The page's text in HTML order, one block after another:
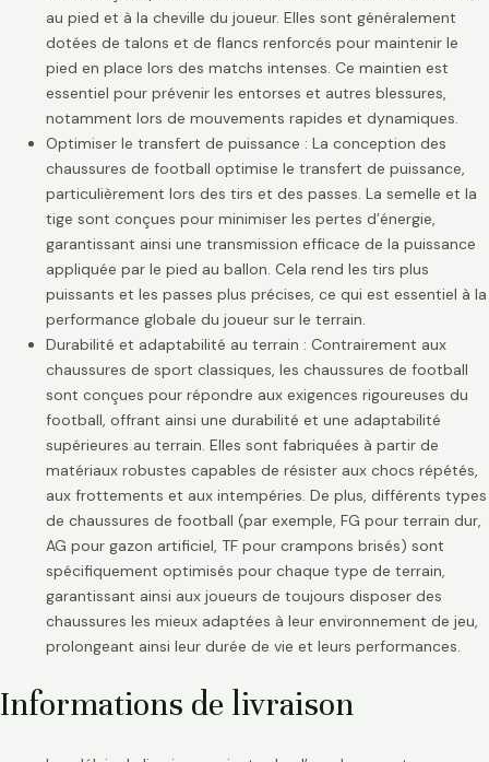
au pied et à la cheville du joueur. Elles sont généralement
dotées de talons et de flancs renforcés pour maintenir le
pied en place lors des matchs intenses. Ce maintien est
essentiel pour prévenir les entorses et autres blessures,
notamment lors de mouvements rapides et dynamiques.
Optimiser le transfert de puissance : La conception des
chaussures de football optimise le transfert de puissance,
particulièrement lors des tirs et des passes. La semelle et la
tige sont conçues pour minimiser les pertes d’énergie,
garantissant ainsi une transmission efficace de la puissance
appliquée par le pied au ballon. Cela rend les tirs plus
puissants et les passes plus précises, ce qui est essentiel à la
performance globale du joueur sur le terrain.
Durabilité et adaptabilité au terrain : Contrairement aux
chaussures de sport classiques, les chaussures de football
sont conçues pour répondre aux exigences rigoureuses du
football, offrant ainsi une durabilité et une adaptabilité
supérieures au terrain. Elles sont fabriquées à partir de
matériaux robustes capables de résister aux chocs répétés,
aux frottements et aux intempéries. De plus, différents types
de chaussures de football (par exemple, FG pour terrain dur,
AG pour gazon artificiel, TF pour crampons brisés) sont
spécifiquement optimisés pour chaque type de terrain,
garantissant ainsi aux joueurs de toujours disposer des
chaussures les mieux adaptées à leur environnement de jeu,
prolongeant ainsi leur durée de vie et leurs performances.
Informations de livraison